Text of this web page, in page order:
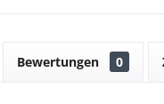
Bewertungen 0